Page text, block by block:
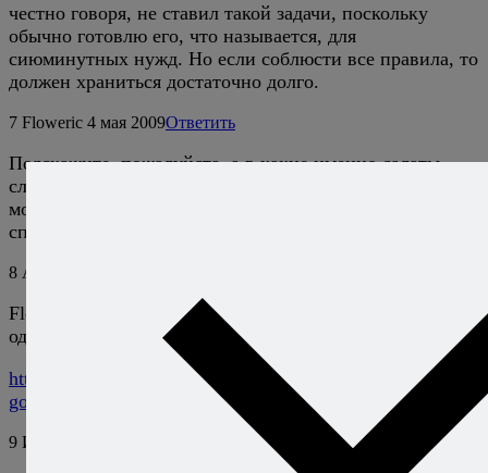
честно говоря, не ставил такой задачи, поскольку
обычно готовлю его, что называется, для
сиюминутных нужд. Но если соблюсти все правила, то
должен храниться достаточно долго.
7 Floweric 4 мая 2009Ответить
Подскажите, пожалуйста, а в какие именно салаты
следует добавлять столь интересный ингредиент?
может это какие-то особые национальные салаты?
спасибо :)
8 Алексей Онегин
Floweric, да в любые на свое усмотрение. Вот пример
одного из салатов с использованием конфита:
http://www.arborio.ru/2009/02/02/zelenyj-salat-s-grushej-i-
golubym-syrom/
9 Ирина Алексеевна 23 августа 2013 Ответить